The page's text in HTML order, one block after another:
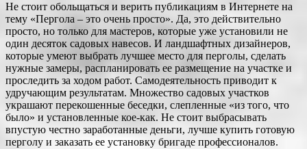
Не стоит обольщаться и верить публикациям в Интернете на
тему «Пергола – это очень просто». Да, это действительно
просто, но только для мастеров, которые уже установили не
один десяток садовых навесов. И ландшафтных дизайнеров,
которые умеют выбрать лучшее место для перголы, сделать
нужные замеры, распланировать ее размещение на участке и
проследить за ходом работ. Самодеятельность приводит к
удручающим результатам. Множество садовых участков
украшают перекошенные беседки, слепленные «из того, что
было» и установленные кое-как. Не стоит выбрасывать
впустую честно заработанные деньги, лучше купить готовую
перголу и заказать ее установку бригаде профессионалов.